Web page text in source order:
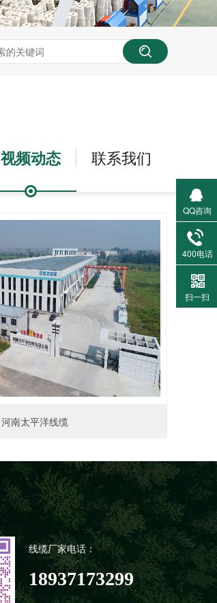
视频动态 联系我们
河南太平洋线缆
线缆厂家电话：
18937173299
QQ咨询
400电话
扫一扫